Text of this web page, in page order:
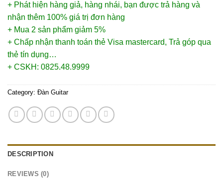
+ Phát hiện hàng giả, hàng nhái, bạn được trả hàng và
nhận thêm 100% giá trị đơn hàng
+ Mua 2 sản phẩm giảm 5%
+ Chấp nhận thanh toán thẻ Visa mastercard, Trả góp qua
thẻ tín dụng…
+ CSKH: 0825.48.9999
Category: Đàn Guitar
DESCRIPTION
REVIEWS (0)